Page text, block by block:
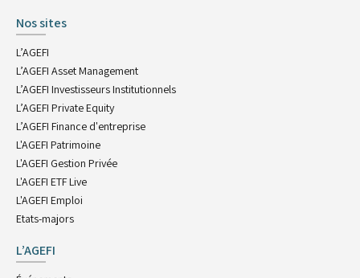
Nos sites
L’AGEFI
L’AGEFI Asset Management
L’AGEFI Investisseurs Institutionnels
L’AGEFI Private Equity
L’AGEFI Finance d'entreprise
L'AGEFI Patrimoine
L'AGEFI Gestion Privée
L'AGEFI ETF Live
L'AGEFI Emploi
Etats-majors
L’AGEFI